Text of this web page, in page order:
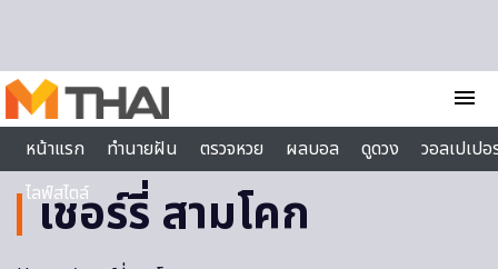
menu
หน้าแรก
ทำนายฝัน ตรวจหวย ผลบอล ดูดวง
วอลเปเป
ไลฟ์สไตล์
เชอร์รี่ สามโคก